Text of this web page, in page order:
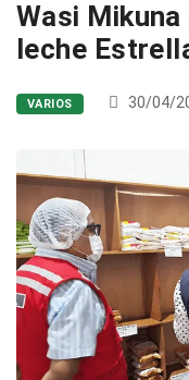
Wasi
leche
VARIOS 30/04/